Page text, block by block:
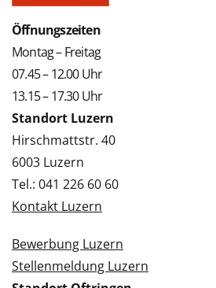
Öffnungszeiten
Montag – Freitag
07.45 – 12.00 Uhr
13.15 – 17.30 Uhr
Standort Luzern
Hirschmattstr. 40
6003 Luzern
Tel.: 041 226 60 60
Kontakt Luzern
Bewerbung Luzern
Stellenmeldung Luzern